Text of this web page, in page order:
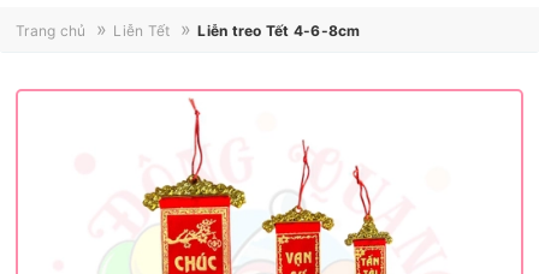
Trang chủ » Liễn Tết »Liễn treo Tết 4-6-8cm